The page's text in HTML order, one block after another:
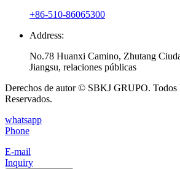
+86-510-86065300
Address:
No.78 Huanxi Camino, Zhutang
Jiangsu, relaciones públicas
Derechos de autor © SBKJ GRUPO. Todos
Reservados.
whatsapp
Phone
E-mail
Inquiry